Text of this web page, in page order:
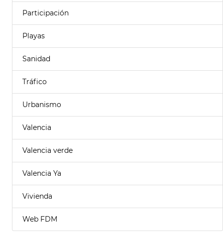
Participación
Playas
Sanidad
Tráfico
Urbanismo
Valencia
Valencia verde
Valencia Ya
Vivienda
Web FDM